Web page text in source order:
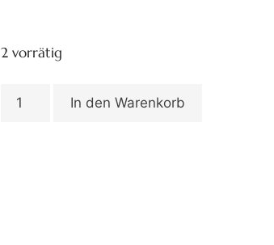
2 vorrätig
In den Warenkorb